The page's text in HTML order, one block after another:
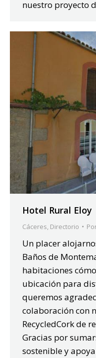
nuestro proyecto
Hotel Rural Eloy
Cáceres, Directorio
Un placer
Baños de
habitaciones
ubicación para
queremos
colaboración con
RecycledCork de
Gracias por
sostenible y